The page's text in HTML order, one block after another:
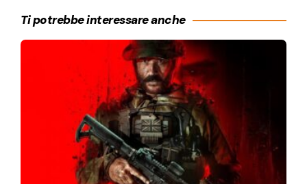
Ti potrebbe interessare anche